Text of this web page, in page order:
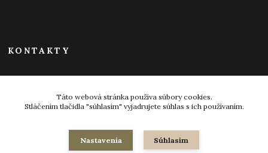
KONTAKTY
Táto webová stránka používa súbory cookies.
Stláčením tlačidla "súhlasím" vyjadrujete súhlas s ich používaním.
Nastavenia Súhlasím